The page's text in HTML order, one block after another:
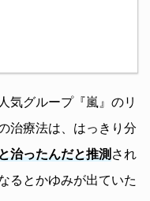
気グループ『嵐』のリ
治療法は、はっきり分
治ったんだと推測され
るとかゆみが出ていた